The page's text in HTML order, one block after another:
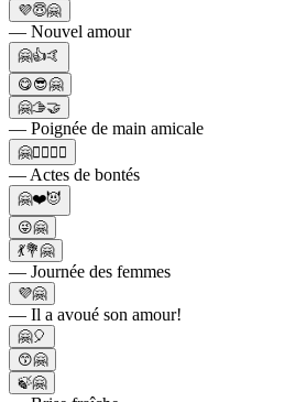
💜😇🤗
— Nouvel amour
🤗👍🤙
😋😎🤗
🤗🫱🤝
— Poignée de main amicale
🤗💆‍♂️💆‍♀️
— Actes de bontés
🤗❤️😈
😜🤗
💃💐🤗
— Journée des femmes
💜🤗
— Il a avoué son amour!
🤗🎈
😙🤗
🍃🤗